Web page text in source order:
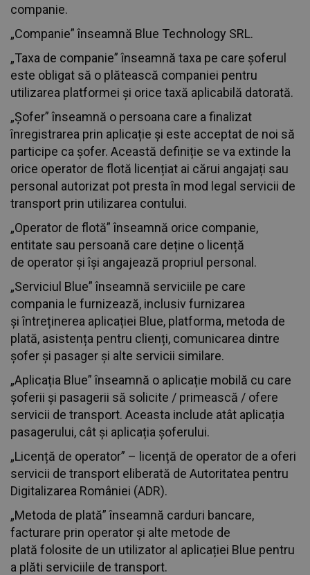
companie.
„Companie” înseamnă Blue Technology SRL.
„Taxa de companie” înseamnă taxa pe care șoferul
este obligat să o plătească companiei pentru
utilizarea platformei și orice taxă aplicabilă datorată.
„Șofer” înseamnă o persoana care a finalizat
înregistrarea prin aplicație și este acceptat de noi să
participe ca șofer. Această definiție se va extinde la
orice operator de flotă licențiat ai cărui angajați sau
personal autorizat pot presta în mod legal servicii de
transport prin utilizarea contului.
„Operator de flotă” înseamnă orice companie,
entitate sau persoană care deține o licență
de operator și își angajează propriul personal.
„Serviciul Blue” înseamnă serviciile pe care
compania le furnizează, inclusiv furnizarea
și întreținerea aplicației Blue, platforma, metoda de
plată, asistența pentru clienți, comunicarea dintre
șofer și pasager și alte servicii similare.
„Aplicația Blue” înseamnă o aplicație mobilă cu care
șoferii și pasagerii să solicite / primească / ofere
servicii de transport. Aceasta include atât aplicația
pasagerului, cât și aplicația șoferului.
„Licență de operator” – licență de operator de a oferi
servicii de transport eliberată de Autoritatea pentru
Digitalizarea României (ADR).
„Metoda de plată” înseamnă carduri bancare,
facturare prin operator și alte metode de
plată folosite de un utilizator al aplicației Blue pentru
a plăti serviciile de transport.